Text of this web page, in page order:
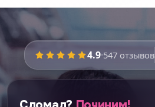
4.9·547 отзывов